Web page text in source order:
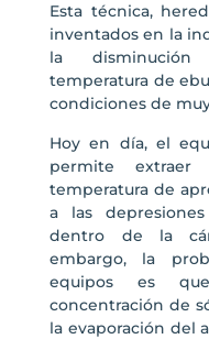
Esta técnica,
inventados en la
la
temperatura de
condiciones de
Hoy en día, el
permite
temperatura de
a las
dentro de la
embargo, la
equipos es
concentración de
la evaporación del